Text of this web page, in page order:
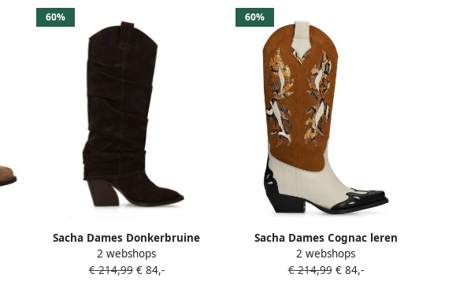
60%
Sacha Dames Donkerbruine
suède cowboylaarzen met flap
2 webshops
€ 214,99€ 84,-
60%
Sacha Dames Cognac leren
cowboylaarzen met sierstiksels
2 webshops
€ 214,99€ 84,-